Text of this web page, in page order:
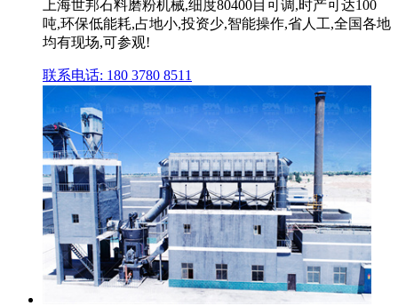
上海世邦石料磨粉机械,细度80400目可调,时产可达100
吨,环保低能耗,占地小,投资少,智能操作,省人工,全国各地
均有现场,可参观!
联系电话: 180 3780 8511